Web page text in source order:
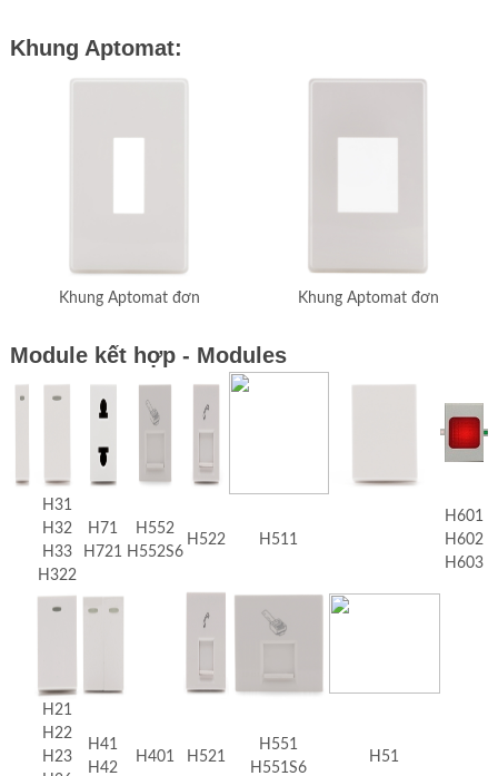
Khung Aptomat:
Khung Aptomat đơn Khung Aptomat đơn
Module kết hợp - Modules
H31
H32
H33
H322
H71
H721
H552
H552S6
H522 H511
H601
H602
H603
H21
H22
H23
H41
H42
H401 H521
H551
H551S6
H51